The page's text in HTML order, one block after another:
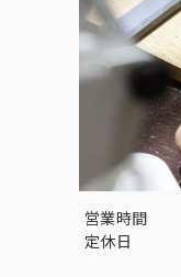
営業時間
定休日